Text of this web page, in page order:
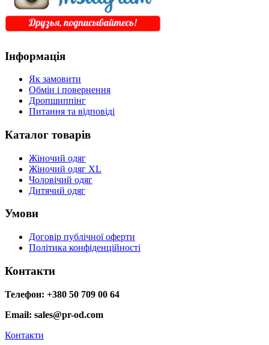
Інформація
Як замовити
Обмін і повернення
Дропшиппінг
Питання та відповіді
Каталог товарів
Жіночий одяг
Жіночий одяг XL
Чоловічий одяг
Дитячий одяг
Умови
Договір публічної оферти
Політика конфіденційності
Контакти
Телефон: +380 50 709 00 64
Email: sales@pr-od.com
Контакти